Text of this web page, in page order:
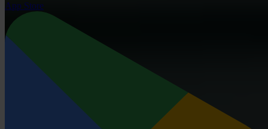
App Store